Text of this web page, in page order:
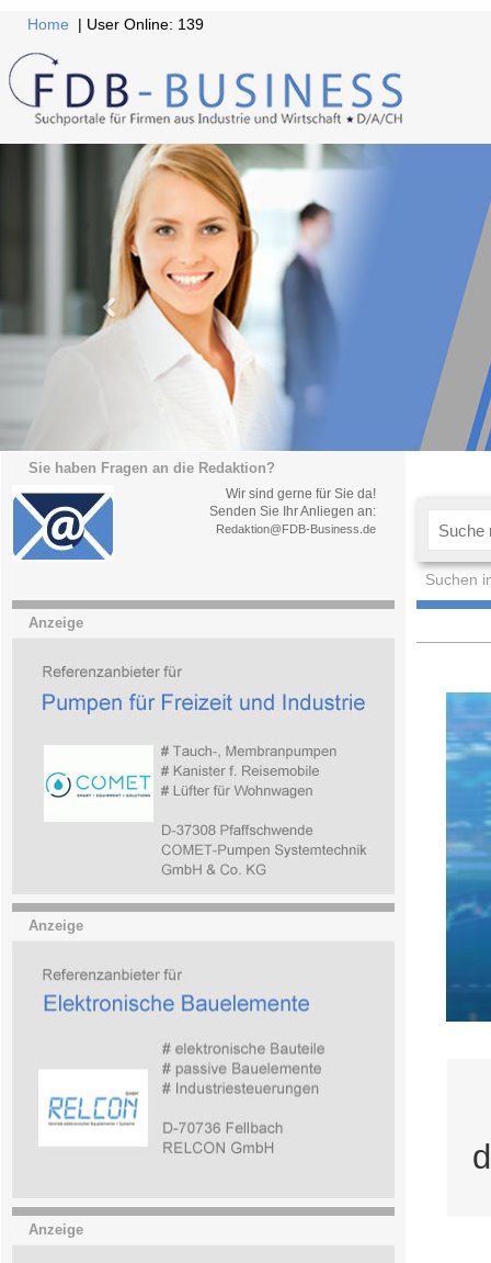
Home | User Online: 139
Sie haben Fragen an die Redaktion?
Wir sind gerne für Sie da!
Senden Sie Ihr Anliegen an:
Redaktion@FDB-Business.de
Suchen
Anzeige
Anzeige
Anzeige